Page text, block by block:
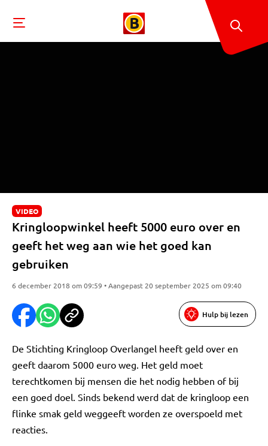
VIDEO
Kringloopwinkel heeft 5000 euro over en
geeft het weg aan wie het goed kan
gebruiken
6 december 2018 om 09:59 • Aangepast 20 september 2025 om 09:40
Hulp bij lezen
De Stichting Kringloop Overlangel heeft geld over en
geeft daarom 5000 euro weg. Het geld moet
terechtkomen bij mensen die het nodig hebben of bij
een goed doel. Sinds bekend werd dat de kringloop een
flinke smak geld weggeeft worden ze overspoeld met
reacties.